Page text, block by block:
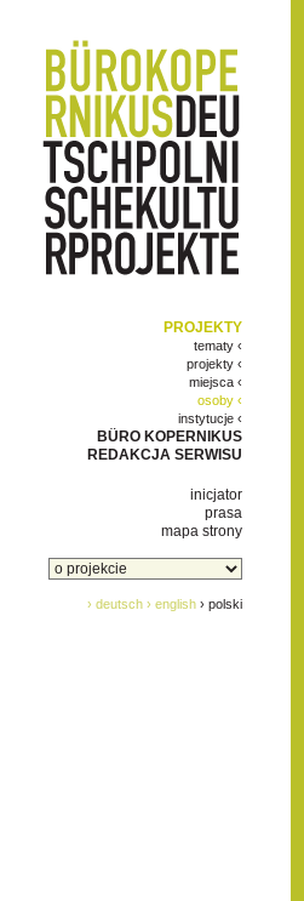
PROJEKTY
tematy ‹
projekty ‹
miejsca ‹
osoby ‹
instytucje ‹
BÜRO KOPERNIKUS
REDAKCJA SERWISU
inicjator
prasa
mapa strony
› deutsch › english › polski